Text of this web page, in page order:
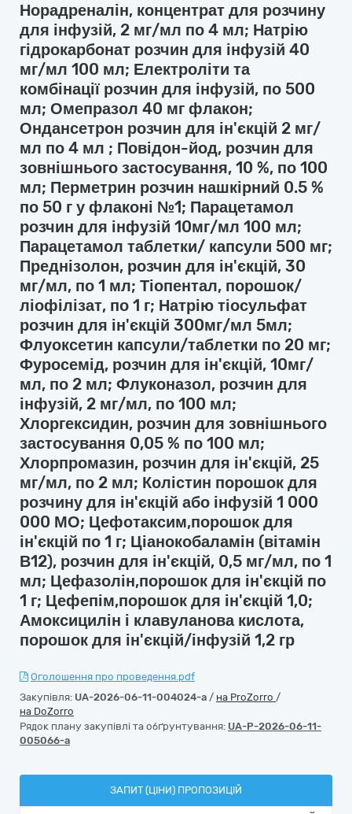
Норадреналін, концентрат для розчину
для інфузій, 2 мг/мл по 4 мл; Натрію
гідрокарбонат розчин для інфузій 40
мг/мл 100 мл; Електроліти та
комбінації розчин для інфузій, по 500
мл; Омепразол 40 мг флакон;
Ондансетрон розчин для ін'єкцій 2 мг/
мл по 4 мл ; Повідон-йод, розчин для
зовнішнього застосування, 10 %, по 100
мл; Перметрин розчин нашкірний 0.5 %
по 50 г у флаконі №1; Парацетамол
розчин для інфузій 10мг/мл 100 мл;
Парацетамол таблетки/ капсули 500 мг;
Преднізолон, розчин для ін'єкцій, 30
мг/мл, по 1 мл; Тіопентал, порошок/
ліофілізат, по 1 г; Натрію тіосульфат
розчин для ін'єкцій 300мг/мл 5мл;
Флуоксетин капсули/таблетки по 20 мг;
Фуросемід, розчин для ін'єкцій, 10мг/
мл, по 2 мл; Флуконазол, розчин для
інфузій, 2 мг/мл, по 100 мл;
Хлоргексидин, розчин для зовнішнього
застосування 0,05 % по 100 мл;
Хлорпромазин, розчин для ін'єкцій, 25
мг/мл, по 2 мл; Колістин порошок для
розчину для ін'єкцій або інфузій 1 000
000 МО; Цефотаксим,порошок для
ін'єкцій по 1 г; Ціанокобаламін (вітамін
В12), розчин для ін'єкцій, 0,5 мг/мл, по 1
мл; Цефазолін,порошок для ін'єкцій по
1 г; Цефепім,порошок для ін'єкцій 1,0;
Амоксицилін і клавуланова кислота,
порошок для ін'єкцій/інфузій 1,2 гр
Оголошення про проведення.pdf
Закупівля: UA-2026-06-11-004024-a / на ProZorro /
на DoZorro
Рядок плану закупівлі та обґрунтування: UA-P-2026-06-11-
005066-a
ЗАПИТ (ЦІНИ) ПРОПОЗИЦІЙ